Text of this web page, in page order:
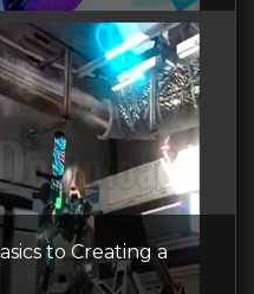
to Creating a